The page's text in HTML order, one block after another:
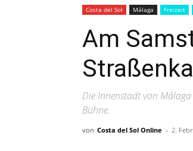
Costa del Sol Málaga Freizeit
Am
Die Innenstadt von
Bühne.
von Costa del Sol Online - 2.